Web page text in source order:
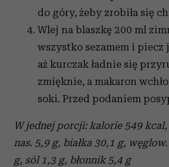
do góry, żeby zrobiła się
Wlej na blaszkę 200 ml
wszystko sezamem i piecz
aż kurczak ładnie się
zmięknie, a makaron
soki. Przed podaniem
W jednej porcji: kalorie 549 kcal,
nas. 5,9 g, białka 30,1 g,
g, sól 1,3 g, błonnik 5,4 g